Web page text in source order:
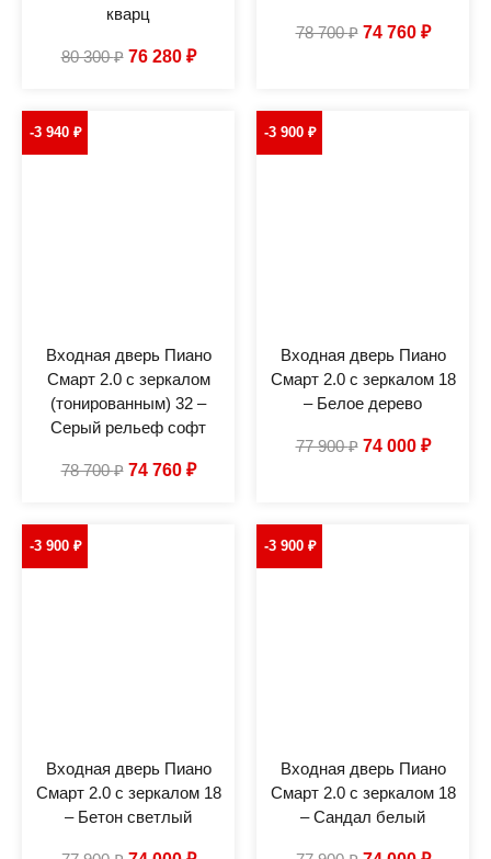
кварц
80 300₽ 76 280 ₽
78 700₽ 74 760 ₽
-3 940 ₽
Входная дверь Пиано
Смарт 2.0 с зеркалом
(тонированным) 32 –
Серый рельеф софт
78 700₽ 74 760 ₽
-3 900 ₽
Входная дверь Пиано
Смарт 2.0 с зеркалом 18
– Белое дерево
77 900₽ 74 000 ₽
-3 900 ₽
Входная дверь Пиано
Смарт 2.0 с зеркалом 18
– Бетон светлый
-3 900 ₽
Входная дверь Пиано
Смарт 2.0 с зеркалом 18
– Сандал белый